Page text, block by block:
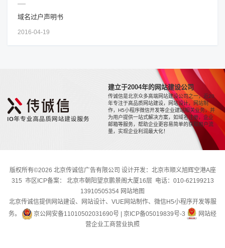
域名过户声明书
2016-04-19
建立于2004年的网站建设公司
传诚信是北京众多高端网站建设公司之一，近20
年专注于高品质网站建设，网站设计，网站制
作，H5小程序微信开发等企业建站相关业务，并
为用户提供一站式解决方案，如域名注册，企业
邮箱等服务，帮助企业更容易简单的获取用户流
量，实现企业利润最大化！
版权所有©2026 北京传诚信广告有限公司 设计开发：北京市顺义旭辉空港A座
315 市区ICP备案： 北京市朝阳望京鹏景阁大厦16层 电话：010-62199213
13910505354 网站地图
北京传诚信提供网站建设、网站设计、VUE网站制作、微信H5小程序开发等服
务。
京公网安备11010502031690号 京ICP备05019839号-3
网站经
营企业工商营业执照